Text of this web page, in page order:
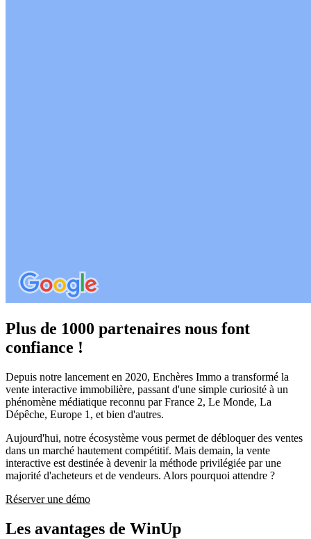
Plus de 1000 partenaires nous font
confiance !
Depuis notre lancement en 2020, Enchères Immo a transformé la
vente interactive immobilière, passant d'une simple curiosité à un
phénomène médiatique reconnu par France 2, Le Monde, La
Dépêche, Europe 1, et bien d'autres.
Aujourd'hui, notre écosystème vous permet de débloquer des ventes
dans un marché hautement compétitif. Mais demain, la vente
interactive est destinée à devenir la méthode privilégiée par une
majorité d'acheteurs et de vendeurs. Alors pourquoi attendre ?
Réserver une démo
Les avantages de WinUp